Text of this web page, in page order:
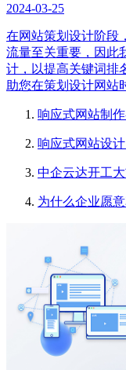
2024-03-25
在网站策划设计阶段
流量至关重要，因此
计，以提高关键词排
助您在策划设计网站
响应式网站制
响应式网站设
中企云达开工
为什么企业愿